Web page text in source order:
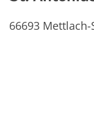
66693 Mettlach-